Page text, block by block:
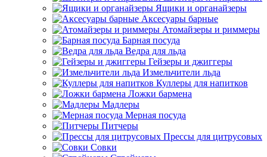
Ящики и органайзеры
Аксесуары барные
Атомайзеры и риммеры
Барная посуда
Ведра для льда
Гейзеры и джиггеры
Измельчители льда
Куллеры для напитков
Ложки бармена
Мадлеры
Мерная посуда
Питчеры
Прессы для цитрусовых
Совки